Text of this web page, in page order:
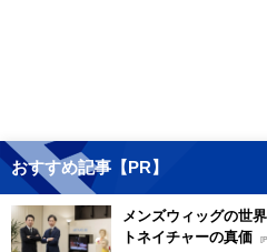
おすすめ記事【PR】
メンズウィッグの世
トネイチャーの真価